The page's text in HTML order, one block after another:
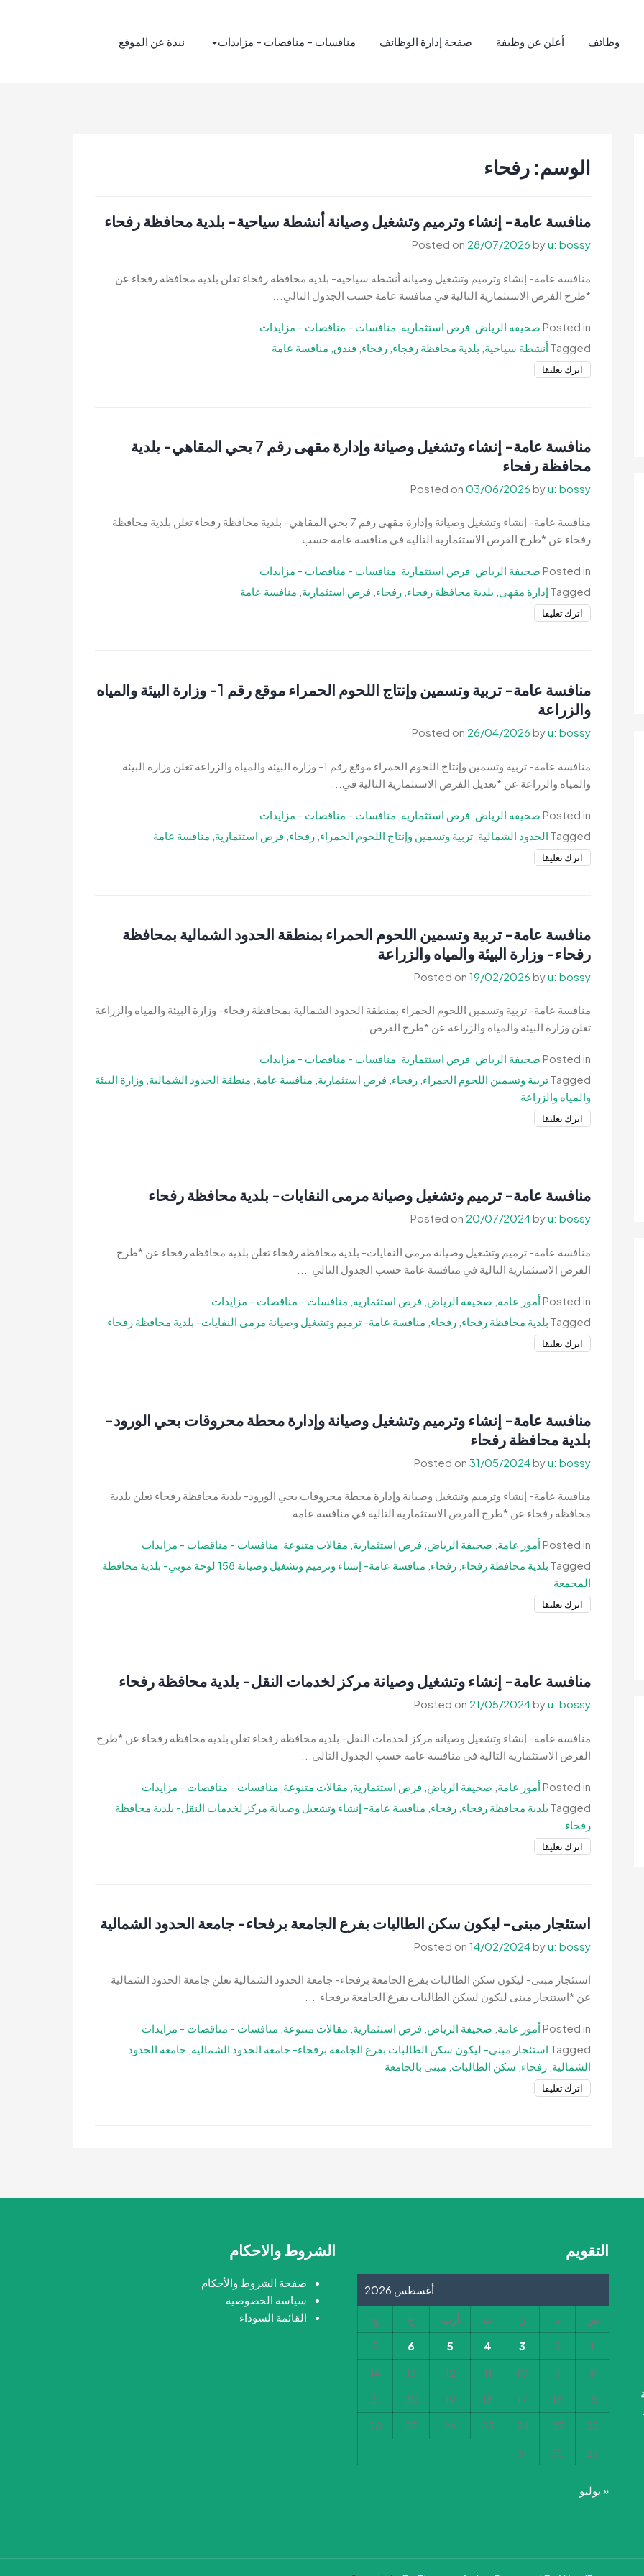
وظائف أعلن عن وظيفة صفحة إدارة الوظائف منافسات – مناقصات – مزايدات نبذة عن الموقع
الوسم: رفحاء
منافسة عامة- إنشاء وترميم وتشغيل وصيانة أنشطة سياحية- بلدية محافظة رفحاء
Posted on 28/07/2026 byu: bossy
منافسة عامة- إنشاء وترميم وتشغيل وصيانة أنشطة سياحية- بلدية محافظة رفحاء تعلن بلدية محافظة رفحاء عن
*طرح الفرص الاستثمارية التالية في منافسة عامة حسب الجدول التالي...
Posted in صحيفة الرياض فرص استثمارية منافسات - مناقصات - مزايدات
Tagged أنشطة سياحية بلدية محافظة رفجاء رفحاء فندق منافسة عامة
اترك تعليقا
وتشغيل
وصيانة
أنشطة
بلدية
محافظة
منافسة عامة- إنشاء وتشغيل وصيانة وإدارة مقهى رقم 7 بحي المقاهي- بلدية
محافظة رفحاء
Posted on 03/06/2026 byu: bossy
منافسة عامة- إنشاء وتشغيل وصيانة وإدارة مقهى رقم 7 بحي المقاهي- بلدية محافظة رفحاء تعلن بلدية محافظة
رفحاء عن *طرح الفرص الاستثمارية التالية في منافسة عامة حسب...
Posted in صحيفة الرياض فرص استثمارية منافسات - مناقصات - مزايدات
Tagged إدارة مقهى بلدية محافظة رفحاء رفحاء فرص استثمارية منافسة عامة
اترك تعليقا
وصيانة
وإدارة
مقهى
7
بحي
بلدية
محافظة
رفحاء
منافسة عامة- تربية وتسمين وإنتاج اللحوم الحمراء موقع رقم 1- وزارة البيئة والمياه
والزراعة
Posted on 26/04/2026 byu: bossy
منافسة عامة- تربية وتسمين وإنتاج اللحوم الحمراء موقع رقم 1- وزارة البيئة والمياه والزراعة تعلن وزارة البيئة
والمياه والزراعة عن *تعديل الفرص الاستثمارية التالية في...
Posted in صحيفة الرياض فرص استثمارية منافسات - مناقصات - مزايدات
Tagged الحدود الشمالية تربية وتسمين وإنتاج اللحوم الحمراء رفحاء فرص استثمارية منافسة عامة
اترك تعليقا
وإنتاج
اللحوم
الحمراء
رقم
1-
البيئة
والمياه
والزراعة
منافسة عامة- تربية وتسمين اللحوم الحمراء بمنطقة الحدود الشمالية بمحافظة
رفحاء- وزارة البيئة والمياه والزراعة
Posted on 19/02/2026 byu: bossy
منافسة عامة- تربية وتسمين اللحوم الحمراء بمنطقة الحدود الشمالية بمحافظة رفحاء- وزارة البيئة والمياه والزراعة
تعلن وزارة البيئة والمياه والزراعة عن *طرح الفرص...
Posted in صحيفة الرياض فرص استثمارية منافسات - مناقصات - مزايدات
Tagged تربية وتسمين اللحوم الحمراء رفحاء فرص استثمارية منافسة عامة منطقة الحدود الشمالية وزارة البيئة
والمياه والزراعة
اترك تعليقا
اللحوم
الحمراء
الحدود
الشمالية
رفحاء-
وزارة
منافسة عامة- ترميم وتشغيل وصيانة مرمى النفايات- بلدية محافظة رفحاء
Posted on 20/07/2024byu: bossy
منافسة عامة- ترميم وتشغيل وصيانة مرمى النفايات- بلدية محافظة رفحاء تعلن بلدية محافظة رفحاء عن *طرح
الفرص الاستثمارية التالية في منافسة عامة حسب الجدول التالي ...
Posted inأمور عامة صحيفة الرياض فرص استثمارية منافسات - مناقصات - مزايدات
Tagged بلدية محافظة رفحاء رفحاء منافسة عامة- ترميم وتشغيل وصيانة مرمى النفايات- بلدية محافظة رفحاء
اترك تعليقا
وصيانة
مرمى
النفايات-
محافظة
رفحاء
منافسة عامة- إنشاء وترميم وتشغيل وصيانة وإدارة محطة محروقات بحي الورود-
بلدية محافظة رفحاء
Posted on 31/05/2024byu: bossy
منافسة عامة- إنشاء وترميم وتشغيل وصيانة وإدارة محطة محروقات بحي الورود- بلدية محافظة رفحاء تعلن بلدية
محافظة رفحاء عن *طرح الفرص الاستثمارية التالية في منافسة عامة...
Posted inأمور عامة صحيفة الرياض فرص استثمارية مقالات متنوعة منافسات - مناقصات - مزايدات
Tagged بلدية محافظة رفحاء رفحاء
منافسة عامة- إنشاء وترميم وتشغيل وصيانة 158 لوحة موبي- بلدية محافظة
المجمعة
اترك تعليقا
وتشغيل
وصيانة
محطة
محروقات
الورود-
بلدية
منافسة عامة- إنشاء وتشغيل وصيانة مركز لخدمات النقل- بلدية محافظة رفحاء
Posted on 21/05/2024byu: bossy
منافسة عامة- إنشاء وتشغيل وصيانة مركز لخدمات النقل- بلدية محافظة رفحاء تعلن بلدية محافظة رفحاء عن *طرح
الفرص الاستثمارية التالية في منافسة عامة حسب الجدول التالي...
Posted inأمور عامة صحيفة الرياض فرص استثمارية مقالات متنوعة منافسات - مناقصات - مزايدات
Tagged بلدية محافظة رفحاء رفحاء منافسة عامة- إنشاء وتشغيل وصيانة مركز لخدمات النقل- بلدية محافظة
رفحاء
اترك تعليقا
وصيانة
مركز
النقل-
بلدية
رفحاء
استئجار مبنى- ليكون سكن الطالبات بفرع الجامعة برفحاء- جامعة الحدود الشمالية
Posted on 14/02/2024byu: bossy
استئجار مبنى- ليكون سكن الطالبات بفرع الجامعة برفحاء- جامعة الحدود الشمالية تعلن جامعة الحدود الشمالية
عن *استئجار مبنى ليكون لسكن الطالبات بفرع الجامعة برفحاء ...
Posted inأمور عامة صحيفة الرياض فرص استثمارية مقالات متنوعة منافسات - مناقصات - مزايدات
Tagged استئجار مبنى- ليكون سكن الطالبات بفرع الجامعة برفحاء- جامعة الحدود الشمالية جامعة الحدود
الشمالية رفحاء سكن الطالبات مبنى بالجامعة
اترك تعليقا
الشمالية
الشروط والاحكام
صفحة الشروط والأحكام
سياسة الخصوصية
القائمة السوداء
التقويم
أغسطس 2026
س د ن ث أرب خ
ج
1
2
3
4
5
6
7
8
9
10
11
12
13
14
15
16
17
18
19
20
21
22
23
24
25
26
27
28
29
30
31
« يوليو